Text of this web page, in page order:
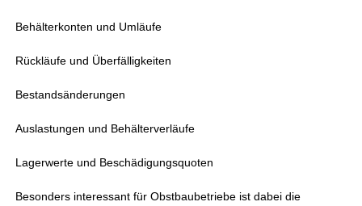
Behälterkonten und Umläufe
Rückläufe und Überfälligkeiten
Bestandsänderungen
Auslastungen und Behälterverläufe
Lagerwerte und Beschädigungsquoten
Besonders interessant für Obstbaubetriebe ist dabei die